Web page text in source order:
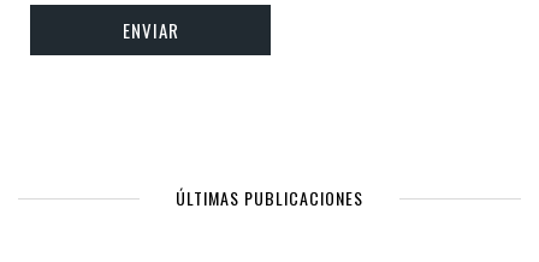
ÚLTIMAS PUBLICACIONES